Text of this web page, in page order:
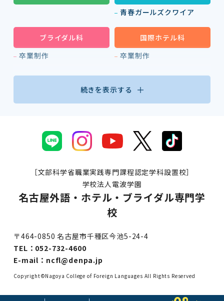
青春ガールズクワイア
ブライダル科
卒業制作
国際ホテル科
卒業制作
続きを表示する
［文部科学省職業実践専門課程認定学科設置校］
学校法人電波学園
名古屋外語・ホテル・ブライダル専門学
校
〒464-0850 名古屋市千種区今池5-24-4
TEL： 052-732-4600
E-mail： ncfl@denpa.jp
Copyright©Nagoya College of Foreign Languages All Rights Reserved